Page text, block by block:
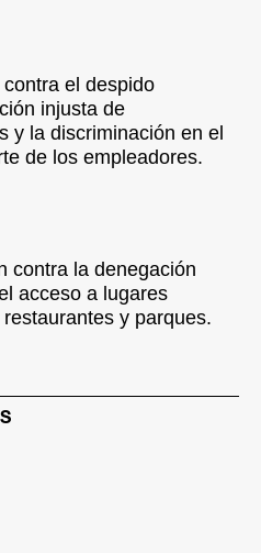
el despido
injusta de
y la discriminación en el
de los empleadores.
contra la denegación
acceso a lugares
y parques.